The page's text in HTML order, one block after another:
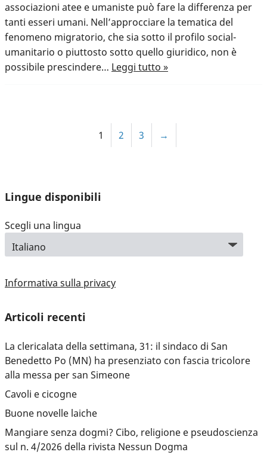
associazioni atee e umaniste può fare la differenza per
tanti esseri umani. Nell’approcciare la tematica del
fenomeno migratorio, che sia sotto il profilo social-
umanitario o piuttosto sotto quello giuridico, non è
possibile prescindere… Leggi tutto »
1 2 3 →
Lingue disponibili
Scegli una lingua
Informativa sulla privacy
Articoli recenti
La clericalata della settimana, 31: il sindaco di San
Benedetto Po (MN) ha presenziato con fascia tricolore
alla messa per san Simeone
Cavoli e cicogne
Buone novelle laiche
Mangiare senza dogmi? Cibo, religione e pseudoscienza
sul n. 4/2026 della rivista Nessun Dogma